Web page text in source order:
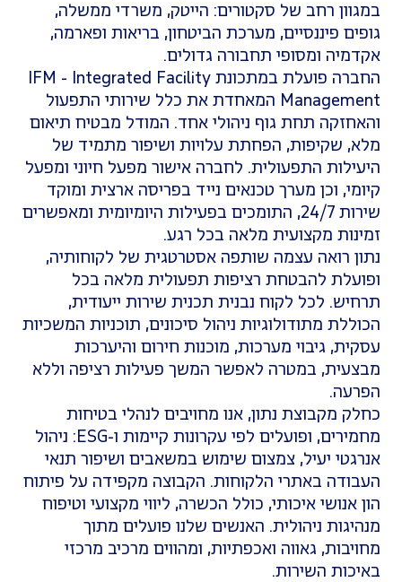
רחב של סקטורים: הייטק, משרדי ממשלה,
פיננסיים, מערכת הביטחון, בריאות ופארמה,
ומסופי תחבורה גדולים.
החברה פועלת במתכונת IFM - Integrated Facility
Management המאחדת את כלל שירותי התפעול
תחת גוף ניהולי אחד. המודל מבטיח תיאום
שקיפות, הפחתת עלויות ושיפור מתמיד של
התפעולית. לחברה אישור מפעל חיוני ומפעל
וכן מערך טכנאים נייד בפריסה ארצית ומוקד
שירות 24/7, התומכים בפעילות היומיומית ומאפשרים
מקצועית מלאה בכל רגע.
רואה עצמה שותפה אסטרטגית של לקוחותיה,
להבטחת רציפות תפעולית מלאה בכל
לכל לקוח נבנית תכנית שירות ייעודית,
מתודולוגיות ניהול סיכונים, תוכניות המשכיות
גיבוי מערכות, מוכנות חירום והיערכות
במטרה לאפשר המשך פעילות רציפה וללא
מקבוצת נתון, אנו מחויבים לנהלי בטיחות
מחמירים, ופועלים לפי עקרונות קיימות ו-ESG: ניהול
יעיל, צמצום שימוש במשאבים ושיפור תנאי
באתרי הלקוחות. הקבוצה מקפידה על פיתוח
איכותי, כולל הכשרה, ליווי מקצועי וטיפוח
ניהולית. האנשים שלנו פועלים מתוך
גאווה ואכפתיות, ומהווים מרכיב מרכזי
השירות.